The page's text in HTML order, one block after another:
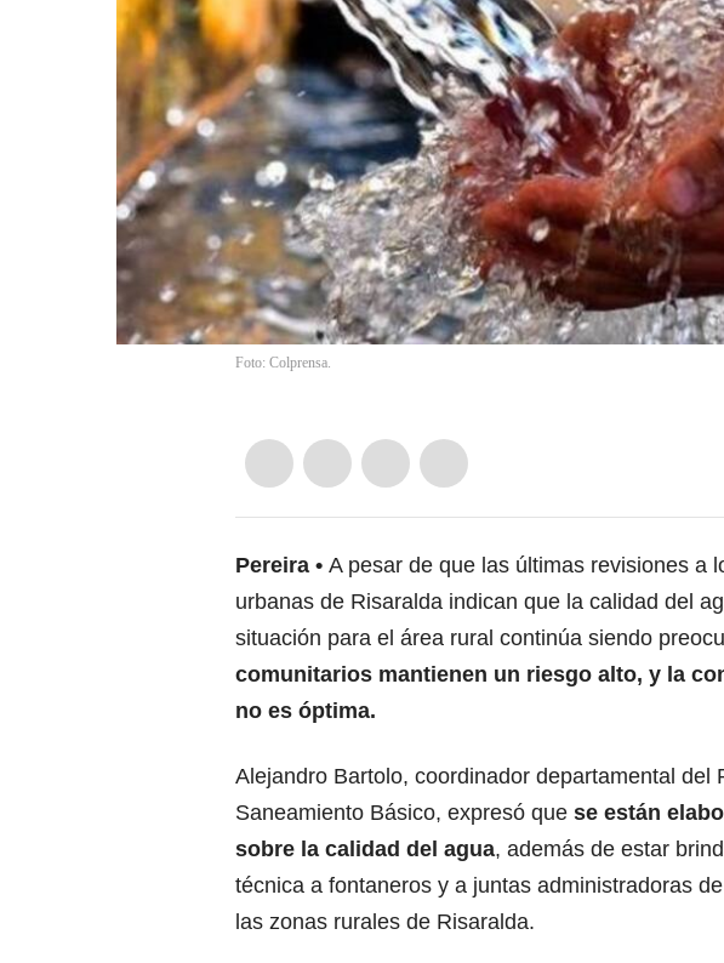
Foto: Colprensa.
Pereira
A pesar de que las últimas revisiones a
urbanas de Risaralda indican que la calidad del
situación para el área rural continúa siendo
comunitarios mantienen un riesgo alto, y la
no es óptima.
Alejandro Bartolo, coordinador departamental del
Saneamiento Básico, expresó que se están
sobre la calidad del agua, además de estar
técnica a fontaneros y a juntas administradoras
las zonas rurales de Risaralda.